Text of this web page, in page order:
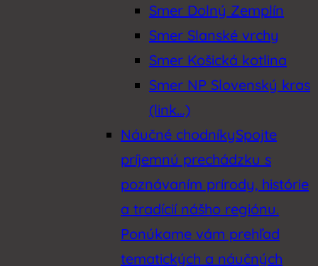
Smer Dolný Zemplín
Smer Slanské vrchy
Smer Košická kotlina
Smer NP Slovenský kras
(link…)
Náučné chodníkySpojte
príjemnú prechádzku s
poznávaním prírody, histórie
a tradícií nášho regiónu.
Ponúkame vám prehľad
tematických a náučných